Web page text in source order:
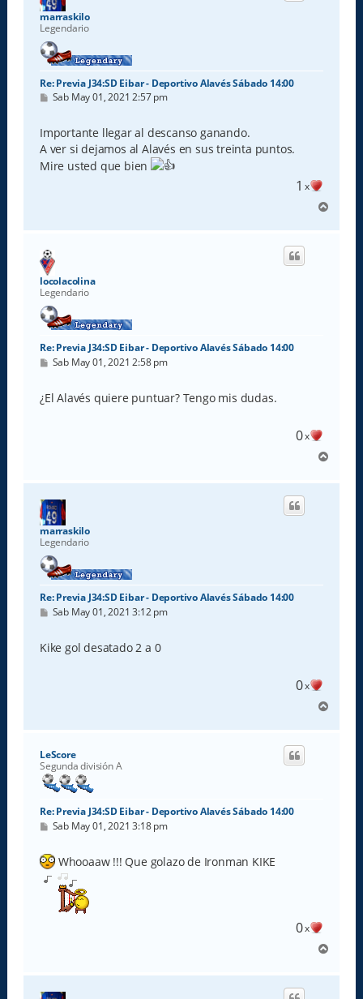
marraskilo
Legendario
Re: Previa J34:SD Eibar - Deportivo Alavés Sábado 14:00
M
s
a
j
e
Sab May 01, 2021 2:57 pm
Importante llegar al descanso ganando.
A ver si dejamos al Alavés en sus treinta puntos.
Mire usted que bien
1 x
r
locolacolina
Legendario
Re: Previa J34:SD Eibar - Deportivo Alavés Sábado 14:00
M
s
a
Sab May 01, 2021 2:58 pm
¿El Alavés quiere puntuar? Tengo mis dudas.
0x
r
marraskilo
Legendario
Re: Previa J34:SD Eibar - Deportivo Alavés Sábado 14:00
M
s
a
Sab May 01, 2021 3:12 pm
Kike gol desatado 2 a 0
0x
r
LeScore
Segunda división A
Re: Previa J34:SD Eibar - Deportivo Alavés Sábado 14:00
M
s
a
Sab May 01, 2021 3:18 pm
Whooaaw !!! Que golazo de Ironman KIKE
0x
r